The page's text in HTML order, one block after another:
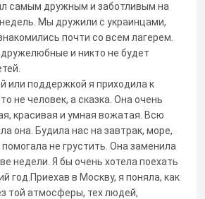
самым дружным и заботливым на
Мы дружили с украинцами,
почти со всем лагерем.
и никто не будет
или поддержкой я приходила к
не человек, а сказка. Она очень
красивая и умная вожатая. Всю
она. Будила нас на завтрак, море,
не грустить. Она заменила
недели. Я бы очень хотела поехать
год.Приехав в Москву, я поняла, как
той атмосферы, тех людей,